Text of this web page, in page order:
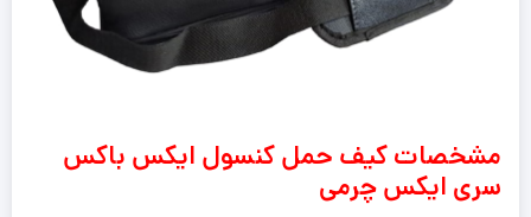
مشخصات کیف حمل کنسول ایکس باکس
سری ایکس چرمی